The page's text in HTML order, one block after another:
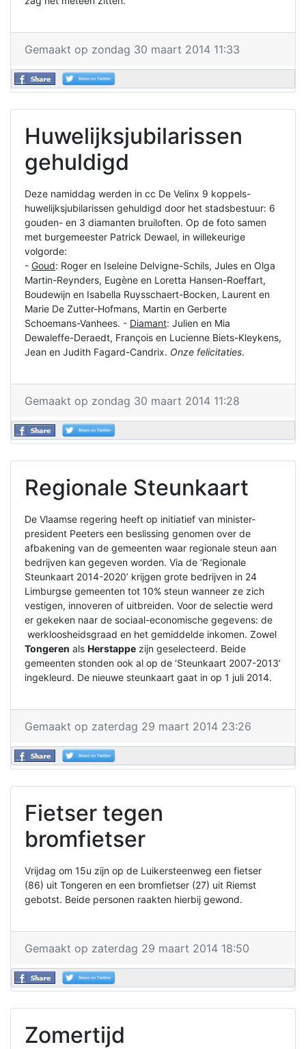
Gemaakt op zondag 30 maart 2014 11:33
Huwelijksjubilarissen
gehuldigd
Deze namiddag werden in cc De Velinx 9 koppels-
huwelijksjubilarissen gehuldigd door het stadsbestuur: 6
gouden- en 3 diamanten bruiloften. Op de foto samen
met burgemeester Patrick Dewael, in willekeurige
volgorde:
- Goud: Roger en Iseleine Delvigne-Schils, Jules en Olga
Martin-Reynders, Eugène en Loretta Hansen-Roeffart,
Boudewijn en Isabella Ruysschaert-Bocken, Laurent en
Marie De Zutter-Hofmans, Martin en Gerberte
Schoemans-Vanhees. - Diamant: Julien en Mia
Dewaleffe-Deraedt, François en Lucienne Biets-Kleykens,
Jean en Judith Fagard-Candrix. Onze felicitaties.
Gemaakt op zondag 30 maart 2014 11:28
Regionale Steunkaart
De Vlaamse regering heeft op initiatief van minister-
president Peeters een beslissing genomen over de
afbakening van de gemeenten waar regionale steun aan
bedrijven kan gegeven worden. Via de ‘Regionale
Steunkaart 2014-2020’ krijgen grote bedrijven in 24
Limburgse gemeenten tot 10% steun wanneer ze zich
vestigen, innoveren of uitbreiden. Voor de selectie werd
er gekeken naar de sociaal-economische gegevens: de
werkloosheidsgraad en het gemiddelde inkomen. Zowel
Tongeren als Herstappe zijn geselecteerd. Beide
gemeenten stonden ook al op de ‘Steunkaart 2007-2013’
ingekleurd. De nieuwe steunkaart gaat in op 1 juli 2014.
Gemaakt op zaterdag 29 maart 2014 23:26
Fietser tegen
bromfietser
Vrijdag om 15u zijn op de Luikersteenweg een fietser
(86) uit Tongeren en een bromfietser (27) uit Riemst
gebotst. Beide personen raakten hierbij gewond.
Gemaakt op zaterdag 29 maart 2014 18:50
Zomertijd